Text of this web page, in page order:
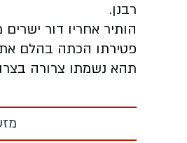
רבנן.
הותיר אחריו דור
פטירתו הכתה בהלם את
תהא נשמתו צרורה